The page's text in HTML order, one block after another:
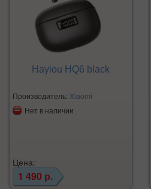
Haylou HQ6 black
Производитель: Xiaomi
Нет в наличии
Цена:
1 490 р.